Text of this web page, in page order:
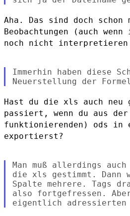
Aha. Das sind doch schon
Beobachtungen (auch
noch nicht interpretieren
Immerhin haben diese
Hast du die xls auch neu
passiert, wenn du aus der
funktionierenden) ods in
exportierst?
Man muß allerdings
die xls gestimmt. Dann
Spalte mehrere. Tags
also fortgefressen.